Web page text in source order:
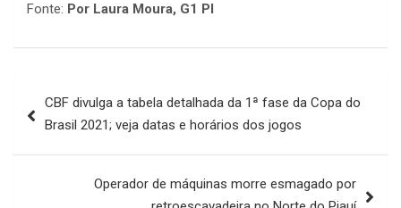
Fonte: Por Laura Moura, G1 PI
de
CBF divulga a tabela detalhada da 1ª fase da Copa do
Brasil 2021; veja datas e horários dos jogos
Operador de máquinas morre esmagado por